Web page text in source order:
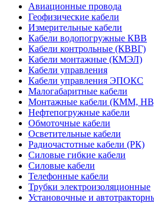
Авиационные провода
Геофизические кабели
Измерительные кабели
Кабели водопогружные КВВ
Кабели контрольные (КВВГ)
Кабели монтажные (КМЭЛ)
Кабели управления
Кабели управления ЭПОКС
Малогабаритные кабели
Монтажные кабели (КММ,
Нефтепогружные кабели
Обмоточные кабели
Осветительные кабели
Радиочастотные кабели (РК)
Силовые гибкие кабели
Силовые кабели
Телефонные кабели
Трубки электроизоляционные
Установочные и